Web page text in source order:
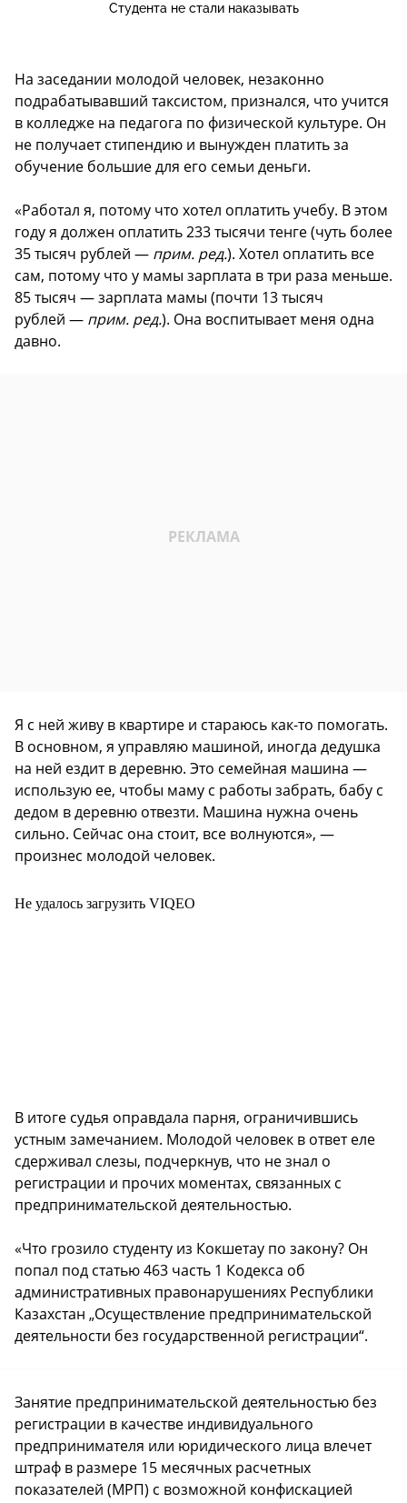
Студента не стали наказывать
На заседании молодой человек, незаконно
подрабатывавший таксистом, признался, что учится
в колледже на педагога по физической культуре. Он
не получает стипендию и вынужден платить за
обучение большие для его семьи деньги.
«Работал я, потому что хотел оплатить учебу. В этом
году я должен оплатить 233 тысячи тенге (чуть более
35 тысяч рублей — прим. ред.). Хотел оплатить все
сам, потому что у мамы зарплата в три раза меньше.
85 тысяч — зарплата мамы (почти 13 тысяч
рублей — прим. ред.). Она воспитывает меня одна
давно.
Я с ней живу в квартире и стараюсь как-то помогать.
В основном, я управляю машиной, иногда дедушка
на ней ездит в деревню. Это семейная машина —
использую ее, чтобы маму с работы забрать, бабу с
дедом в деревню отвезти. Машина нужна очень
сильно. Сейчас она стоит, все волнуются», —
произнес молодой человек.
Не удалось загрузить VIQEO
В итоге судья оправдала парня, ограничившись
устным замечанием. Молодой человек в ответ еле
сдерживал слезы, подчеркнув, что не знал о
регистрации и прочих моментах, связанных с
предпринимательской деятельностью.
«Что грозило студенту из Кокшетау по закону? Он
попал под статью 463 часть 1 Кодекса об
административных правонарушениях Республики
Казахстан „Осуществление предпринимательской
деятельности без государственной регистрации“.
Занятие предпринимательской деятельностью без
регистрации в качестве индивидуального
предпринимателя или юридического лица влечет
штраф в размере 15 месячных расчетных
показателей (МРП) с возможной конфискацией